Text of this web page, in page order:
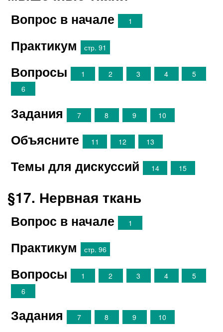
Вопрос в начале 1
Практикум стр. 91
Вопросы 1 2 3 4
5
6
Задания 7 8 9 10
Объясните 11 12 13
Темы для дискуссий 14 15
§17. Нервная ткань
Вопрос в начале 1
Практикум стр. 96
Вопросы 1 2 3 4
5
6
Задания 7 8 9 10